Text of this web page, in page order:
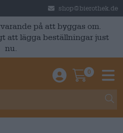
shop@bierothek.de
på att byggas om.
att lägga beställningar just
nu.
Einloggen /
0